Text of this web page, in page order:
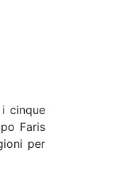
cinque
Faris
per